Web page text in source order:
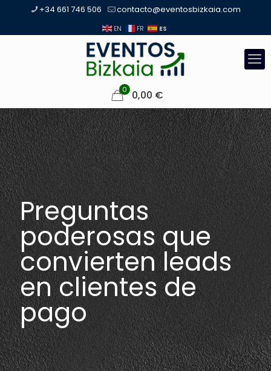
+34 661 746 506 contacto@eventosbizkaia.com
EN FR ES
0 0,00 €
Preguntas
poderosas que
convierten leads
en clientes de
pago